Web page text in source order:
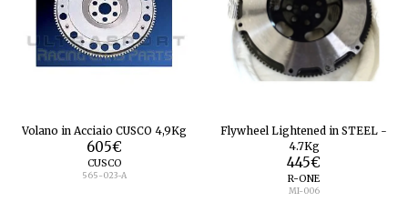
Volano in Acciaio CUSCO 4,9Kg
605€
CUSCO
565-023-A
Flywheel Lightened in STEEL -
4.7Kg
445€
R-ONE
MI-006